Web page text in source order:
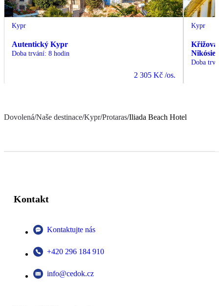
Kypr
Autentický Kypr
Doba trvání: 8 hodin
2 305 Kč /os.
Kypr
Nikósie
Doba
Dovolená/Naše destinace/Kypr/Protaras/Iliada Beach Hotel
Kontakt
Kontaktujte nás
+420 296 184 910
info@cedok.cz